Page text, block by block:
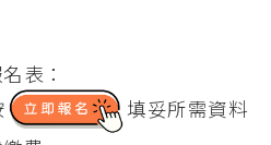
表：
填妥所需資料